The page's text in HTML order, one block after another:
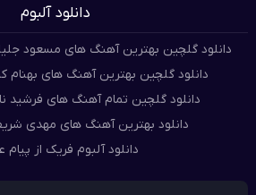
دانلود آلبوم
دانلود گلچین بهترین آهنگ های مسعود جلیلیان 1405 (فول
دانلود گلچین بهترین آهنگ های بهنام
دانلود گلچین تمام آهنگ های فرشید
دانلود بهترین آهنگ های مهدی
دانلود آلبوم فریک از پیام